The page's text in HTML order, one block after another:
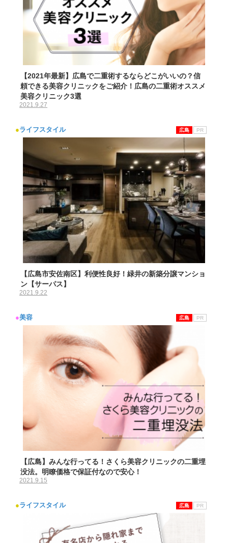
【2021年最新】広島で二重術するならどこがいいの？信
頼できる美容クリニックをご紹介！広島の二重術オススメ
美容クリニック3選
2021.9.27
●ライフスタイル PR
広島
【広島市安佐南区】利便性良好！緑井の新築分譲マンショ
ン【サーパス】
2021.9.22
●美容 PR
広島
【広島】みんな行ってる！さくら美容クリニックの二重埋
没法。明瞭価格で保証付なので安心！
2021.9.15
●ライフスタイル PR
広島